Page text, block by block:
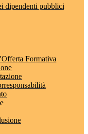
dipendenti pubblici
Formativa